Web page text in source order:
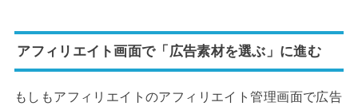
アフィリエイト画面で「広告素材を選ぶ」に進む
もしもアフィリエイトのアフィリエイト管理画面で広告